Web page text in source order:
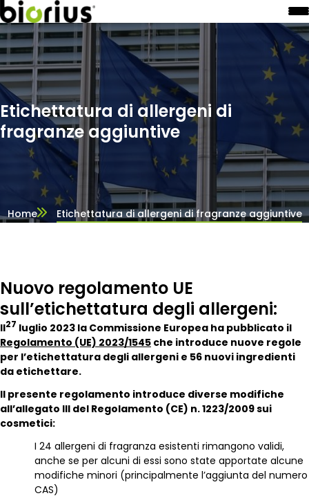
Etichettatura di allergeni di
fragranze aggiuntive
Home Etichettatura di allergeni di fragranze aggiuntive
Nuovo regolamento UE
sull’etichettatura degli allergeni:
Il27 luglio 2023 la Commissione Europea ha pubblicato il
Regolamento (UE) 2023/1545 che introduce nuove regole
per l’etichettatura degli allergeni e 56 nuovi ingredienti
da etichettare.
Il presente regolamento introduce diverse modifiche
all’allegato III del Regolamento (CE) n. 1223/2009 sui
cosmetici:
I 24 allergeni di fragranza esistenti rimangono validi,
anche se per alcuni di essi sono state apportate alcune
modifiche minori (principalmente l’aggiunta del numero
CAS)